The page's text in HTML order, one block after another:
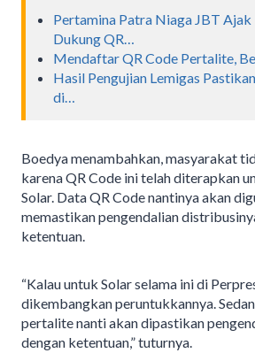
Pertamina Patra Niaga JBT
Dukung QR…
Mendaftar QR Code Pertalite,
Hasil Pengujian Lemigas
di…
Boedya menambahkan, masyarakat
karena QR Code ini telah diterapkan
Solar. Data QR Code nantinya akan
memastikan pengendalian
ketentuan.
“Kalau untuk Solar selama ini di
dikembangkan peruntukkannya.
pertalite nanti akan dipastikan
dengan ketentuan,” tuturnya.